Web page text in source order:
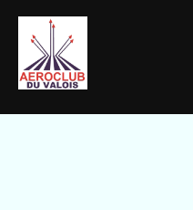
contenu